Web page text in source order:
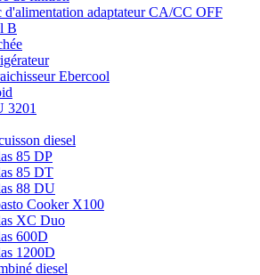
d'alimentation adaptateur CA/CC OFF
B
Ebercool
3201
diesel
85 DP
85 DT
88 DU
Cooker X100
XC Duo
600D
1200D
diesel